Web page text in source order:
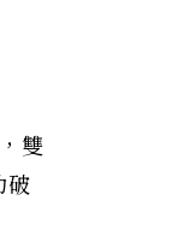
雙
破